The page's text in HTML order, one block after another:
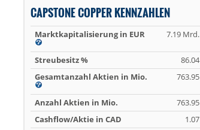
CAPSTONE COPPER KENNZAHLEN
Marktkapitalisierung in EUR 7.19 Mrd.
Streubesitz %
86.04
Gesamtanzahl Aktien in Mio.
763.95
Anzahl Aktien in Mio.
763.95
Cashflow/Aktie in CAD
1.07